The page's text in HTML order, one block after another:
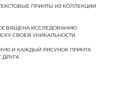
ПРИНТЫ ИЗ КОЛЛЕКЦИИ
ИССЛЕДОВАНИЮ
СВОЕЙ УНИКАЛЬНОСТИ.
И КАЖДЫЙ РИСУНОК ПРИНТА
ДРУГА